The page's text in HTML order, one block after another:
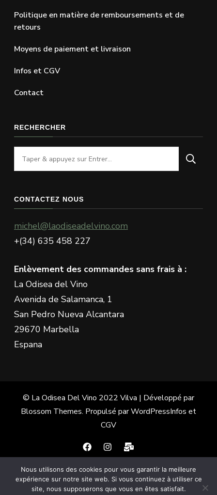
Politique en matière de remboursements et de
retours
Moyens de paiement et livraison
Infos et CGV
Contact
RECHERCHER
Vous
recherchiez
chose
CONTACTEZ NOUS
michel@laodiseadelvino.com
+(34) 635 458 227
Enlèvement des commandes sans frais à :
La Odisea del Vino
Avenida de Salamanca, 1
San Pedro Nueva Alcantara
29670 Marbella
Espana
© La Odisea Del Vino 2022 Vilva | Développé par
Blossom Themes. Propulsé parWordPressInfos et
CGV
Français Español(Espagnol)
English(Anglais )
Nous utilisons des cookies pour vous garantir la meilleure
expérience sur notre site web. Si vous continuez à utiliser ce
site, nous supposerons que vous en êtes satisfait.